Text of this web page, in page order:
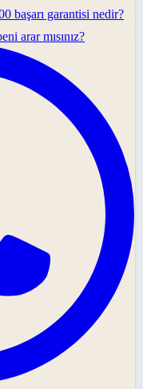
başarı garantisi nedir?
arar mısınız?